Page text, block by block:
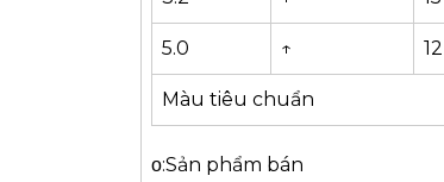
5.0 ↑ 12
Màu tiêu chuẩn
ο:Sản phẩm bán